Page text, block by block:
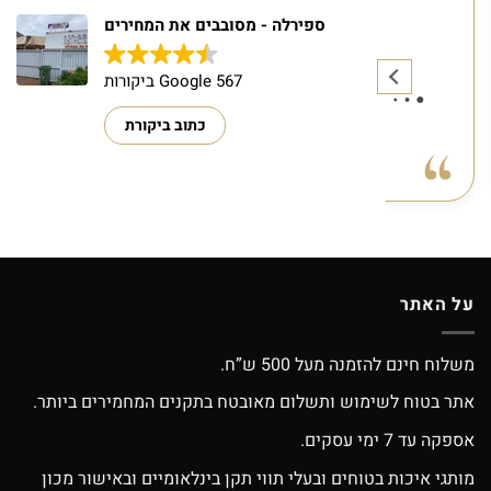
ספירלה - מסובבים את המחירים
567 Google ביקורות
כתוב ביקורת
והיה חשוב לי
עם מישהו
מדהייייםםםם
תודה ❤❣️
קרא עוד
על האתר
משלוח חינם להזמנה מעל 500 ש”ח.
אתר בטוח לשימוש ותשלום מאובטח בתקנים המחמירים ביותר.
אספקה עד 7 ימי עסקים.
מותגי איכות בטוחים ובעלי תווי תקן בינלאומיים ובאישור מכון